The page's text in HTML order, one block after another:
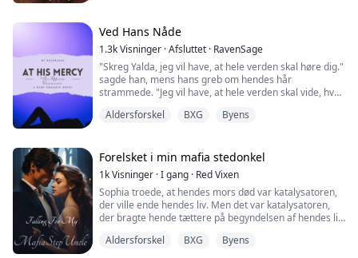
kuldegysninger ned gennem min krop.
"Vær sød, jeg har brug for, at du fylder min fisse med
din pik," bad jeg åndeløst.
"...
Ved Hans Nåde
1.3kVisninger ·Afsluttet · RavenSage
"Skreg Yalda, jeg vil have, at hele verden skal høre dig."
sagde han, mens hans greb om hendes hår
strammede. "Jeg vil have, at hele verden skal vide, hvor
mand, som viser sig at være en af de rigeste og mest
indflydelsesrige mænd på kontinentet. Desperat efter
e...
Aldersforskel BXG Byens
Forelsket i min mafia stedonkel
1kVisninger ·I gang · Red Vixen
Sophia troede, at hendes mors død var katalysatoren,
der ville ende hendes liv. Men det var katalysatoren,
der bragte hende tættere på begyndelsen af hendes liv.
Aldersforskel BXG Byens